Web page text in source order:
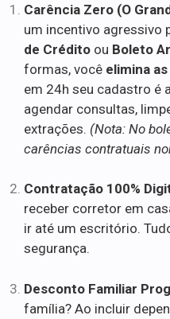
Carência Zero (O
um incentivo agressivo
de Crédito ou Boleto
formas, você elimina
em 24h seu cadastro é
agendar consultas,
extrações. (Nota: No
carências contratuais
Contratação 100%
receber corretor em
ir até um escritório.
segurança.
Desconto Familiar
família? Ao incluir